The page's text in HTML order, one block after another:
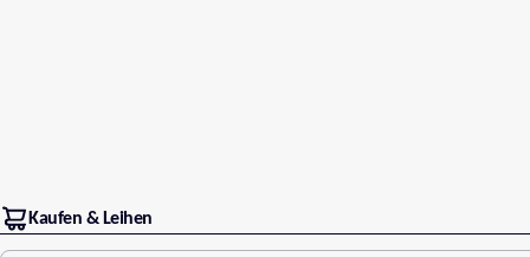
Kaufen & Leihen